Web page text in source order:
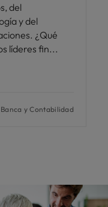
del
y del
¿Qué
líderes fin
y Contabilidad